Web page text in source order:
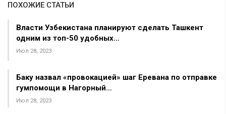
ПОХОЖИЕ СТАТЬИ
Власти Узбекистана планируют сделать Ташкент
одним из топ-50 удобных…
Июл 28, 2023
Баку назвал «провокацией» шаг Еревана по отправке
гумпомощи в Нагорный…
Июл 28, 2023